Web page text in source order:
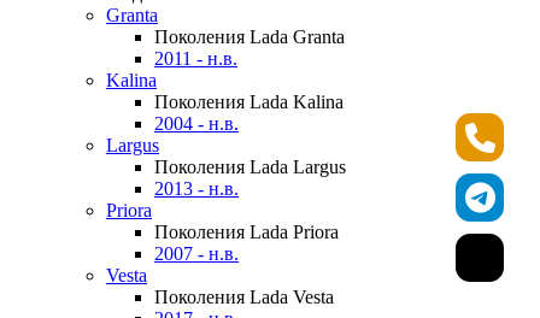
Granta
Поколения Lada Granta
2011 - н.в.
Kalina
Поколения Lada Kalina
2004 - н.в.
Largus
Поколения Lada Largus
2013 - н.в.
Priora
Поколения Lada Priora
2007 - н.в.
Vesta
Поколения Lada Vesta